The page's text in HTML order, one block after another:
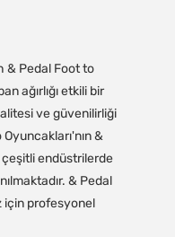
& Pedal Foot to
ağırlığı etkili bir
ve güvenilirliği
&
çeşitli endüstrilerde
& Pedal
için profesyonel